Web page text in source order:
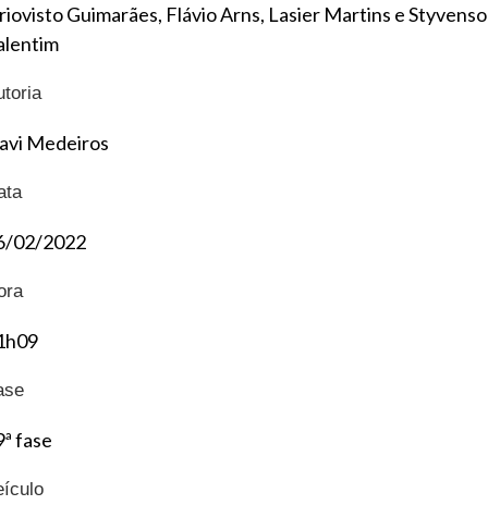
Guimarães, Flávio Arns, Lasier Martins e
Medeiros
02/2022
fase